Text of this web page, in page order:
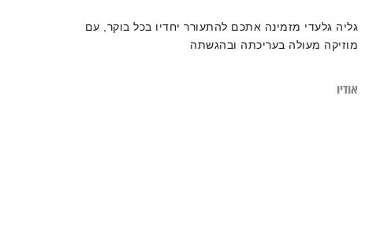
גליה גלעדי מזמינה אתכם להתעורר יחדיו בכל בוקר, עם
מוזיקה מעולה בעריכתה ובהגשתה
אודיו